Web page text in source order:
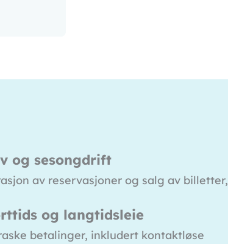
og sesongdrift
av reservasjoner og salg av billetter,
og langtidsleie
betalinger, inkludert kontaktløse